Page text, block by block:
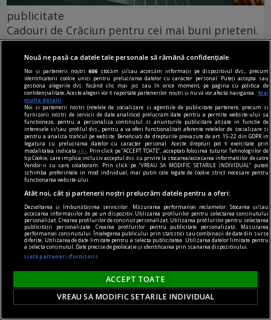
publicitate
Cadouri de Crăciun pentru cei mai buni prieteni.
3 idei pe care o să le adore și Moșul
Dacă în cercul de prieteni aveți iubitoare de
beauty, un calendar advent este o idee minunată.
publicitate
Industria IT în România: Joburi și Tendințe în
Tehnologie
În plus, se observă o creștere a numărului de
femei angajate în domeniul IT, ceea ce reflectă o
Nouă ne pasă ca datele tale personale să rămână confidențiale
Noi și partenerii noștri606 stocăm și/sau accesăm informații pe dispozitivul dvs., precum
identificatorii cookie unici pentru prelucrarea datelor cu caracter personal. Puteți accepta sau
gestiona alegerile dvs. făcând clic mai jos sau în orice moment, pe pagina cu politica de
confidențialitate. Aceste alegeri vor fi raportate partenerilor noștri și nu vă vor afecta navigarea.
Mai
multe detalii
Noi si partenerii nostri (retelele de socializare si agentiile de publicitate partenere, precum si
furnizorii nostri de servicii de date analitice) prelucram date pentru a permite website-ului sa
functioneze, pentru a personaliza continutul si anunturile publicitare afisate in functie de
interesele si/sau profilul dvs., pentru a va oferi functionalitati aferente retelelor de socializare si
pentru a analiza traficul pe website. Beneficiati de drepturile prevazute de art. 15-22 din GDPR in
legatura cu prelucrarea datelor cu caracter personal. Aceste drepturi pot fi exercitate prin
modalitatea indicataaici
. Prin click pe “ACCEPT TOATE”, acceptati folosirea tuturor Tehnologiilor de
tip Cookie, care implica inclusiv acceptul dvs. cu privire la stocarea/accesarea informatiilor de catre
Vendor-ii cu care colaboram. Prin click pe “VREAU SA MODIFIC SETARILE INDIVIDUAL” puteti
schimba preferintele in mod individual, mai putin cele legate de cookie strict necesare pentru
functionarea website-ului.
Atât noi, cât și partenerii noștri prelucrăm datele pentru a oferi:
Dezvoltarea și îmbunătățirea serviciilor. Măsurarea performanței reclamelor. Stocarea și/sau
accesarea informațiilor de pe un dispozitiv. Utilizarea profilurilor pentru selectarea conținutului
personalizat. Crearea profilurilor de conținut personalizat. Utilizarea profilurilor pentru selectarea
publicității personalizate. Crearea profilurilor pentru publicitate personalizată. Măsurarea
performanței conținutului. Înțelegerea publicului prin statistici sau combinații de date din surse
diferite. Utilizarea de date limitate pentru a selecta publicitatea. Utilizarea datelor limitate pentru
a selecta conținutul. Date precise de geolocație și identificarea prin scanarea dispozitivului.
Listă parteneri (furnizori)
ACCEPT TOATE
VREAU SA MODIFIC SETARILE INDIVIDUAL